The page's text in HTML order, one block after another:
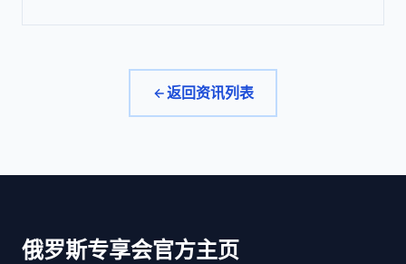
返回资讯列表
俄罗斯专享会官方主页